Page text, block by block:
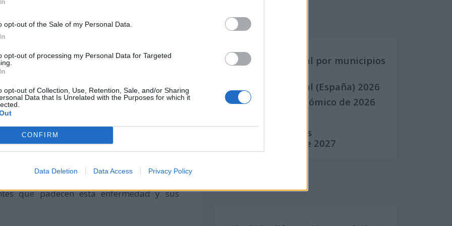
opt-out of the Sale of my Personal Data.
opt-out of processing my Personal Data for Targeted
opt-out of Collection, Use, Retention, Sale, and/or Sharing
Data that Is Unrelated with the Purposes for which it
CONFIRM
Data Deletion Data Access Privacy Policy
debilidad de los músculos de la pared
enfermedad, aunque la aplicación del
puede ayudar a aliviar los
organizan jornadas, conferencias y eventos
en materia de salud.
deportivas, educativas y divulgación de
la
que padecen esta enfermedad y sus
Calendarios
Calendario Laboral por municipios
Calendario Laboral (España) 2026
Calendario Astronómico de 2026
Calendario de Días
Internacionales de 2027
Calculadoras